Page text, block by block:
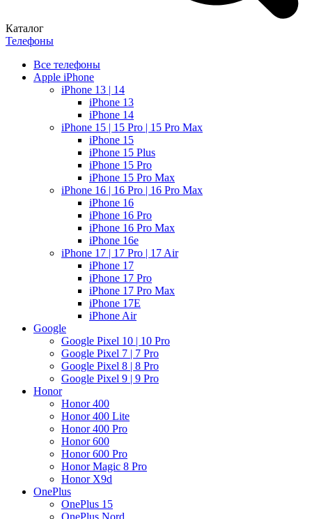
Каталог
Телефоны
Все телефоны
Apple iPhone
iPhone 13 | 14
iPhone 13
iPhone 14
iPhone 15 | 15 Pro | 15 Pro Max
iPhone 15
iPhone 15 Plus
iPhone 15 Pro
iPhone 15 Pro Max
iPhone 16 | 16 Pro | 16 Pro Max
iPhone 16
iPhone 16 Pro
iPhone 16 Pro Max
iPhone 16e
iPhone 17 | 17 Pro | 17 Air
iPhone 17
iPhone 17 Pro
iPhone 17 Pro Max
iPhone 17E
iPhone Air
Google
Google Pixel 10 | 10 Pro
Google Pixel 7 | 7 Pro
Google Pixel 8 | 8 Pro
Google Pixel 9 | 9 Pro
Honor
Honor 400
Honor 400 Lite
Honor 400 Pro
Honor 600
Honor 600 Pro
Honor Magic 8 Pro
Honor X9d
OnePlus
OnePlus 15